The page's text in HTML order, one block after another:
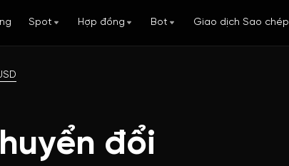
Spot Hợp đồng Bot Giao dịch Sao chép
đổi